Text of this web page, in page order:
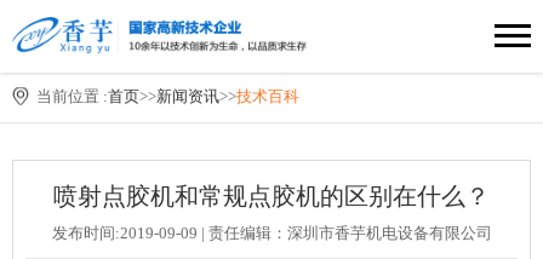
当前位置 :首页>>新闻资讯>>技术百科
喷射点胶机和常规点胶机的区别在什么？
发布时间:2019-09-09 | 责任编辑：深圳市香芋机电设备有限公司